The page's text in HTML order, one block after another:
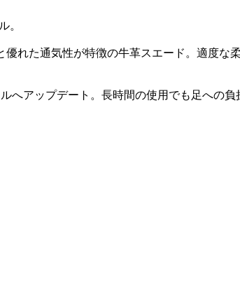
。
優れた通気性が特徴の牛革スエード。適度
アップデート。長時間の使用でも足への負